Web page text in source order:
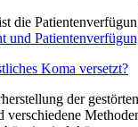
die
Koma versetzt?
der